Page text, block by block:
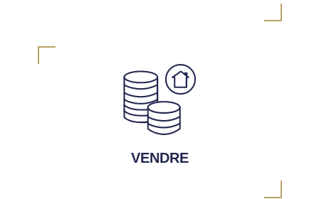
VENDRE